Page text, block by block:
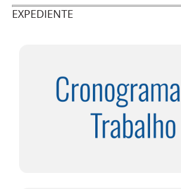
EXPEDIENTE